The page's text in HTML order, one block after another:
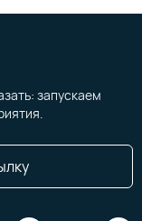
запускаем